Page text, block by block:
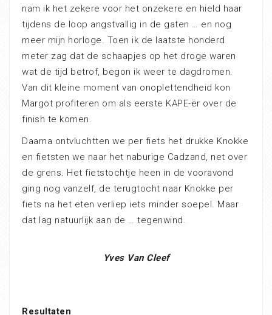
nam ik het zekere voor het onzekere en hield haar
tijdens de loop angstvallig in de gaten … en nog
meer mijn horloge. Toen ik de laatste honderd
meter zag dat de schaapjes op het droge waren
wat de tijd betrof, begon ik weer te dagdromen.
Van dit kleine moment van onoplettendheid kon
Margot profiteren om als eerste KAPE-ër over de
finish te komen.
Daarna ontvluchtten we per fiets het drukke Knokke
en fietsten we naar het naburige Cadzand, net over
de grens. Het fietstochtje heen in de vooravond
ging nog vanzelf, de terugtocht naar Knokke per
fiets na het eten verliep iets minder soepel. Maar
dat lag natuurlijk aan de … tegenwind.
Yves Van Cleef
Resultaten